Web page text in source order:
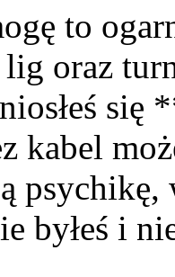
to
oraz
się
kabel
byłeś i